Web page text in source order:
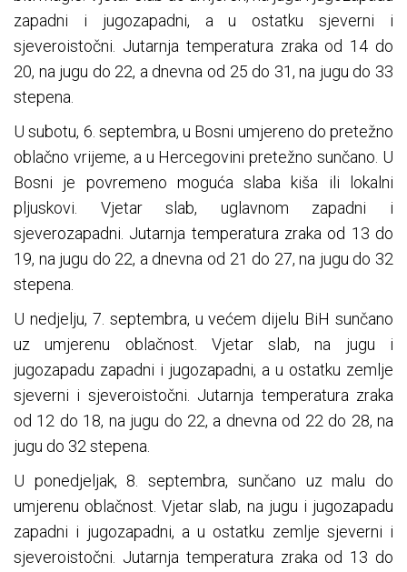
zapadni i jugozapadni, a u ostatku sjeverni i
sjeveroistočni. Jutarnja temperatura zraka od 14 do
20, na jugu do 22, a dnevna od 25 do 31, na jugu do 33
stepena.
U subotu, 6. septembra, u Bosni umjereno do pretežno
oblačno vrijeme, a u Hercegovini pretežno sunčano. U
Bosni je povremeno moguća slaba kiša ili lokalni
pljuskovi. Vjetar slab, uglavnom zapadni i
sjeverozapadni. Jutarnja temperatura zraka od 13 do
19, na jugu do 22, a dnevna od 21 do 27, na jugu do 32
stepena.
U nedjelju, 7. septembra, u većem dijelu BiH sunčano
uz umjerenu oblačnost. Vjetar slab, na jugu i
jugozapadu zapadni i jugozapadni, a u ostatku zemlje
sjeverni i sjeveroistočni. Jutarnja temperatura zraka
od 12 do 18, na jugu do 22, a dnevna od 22 do 28, na
jugu do 32 stepena.
U ponedjeljak, 8. septembra, sunčano uz malu do
umjerenu oblačnost. Vjetar slab, na jugu i jugozapadu
zapadni i jugozapadni, a u ostatku zemlje sjeverni i
sjeveroistočni. Jutarnja temperatura zraka od 13 do